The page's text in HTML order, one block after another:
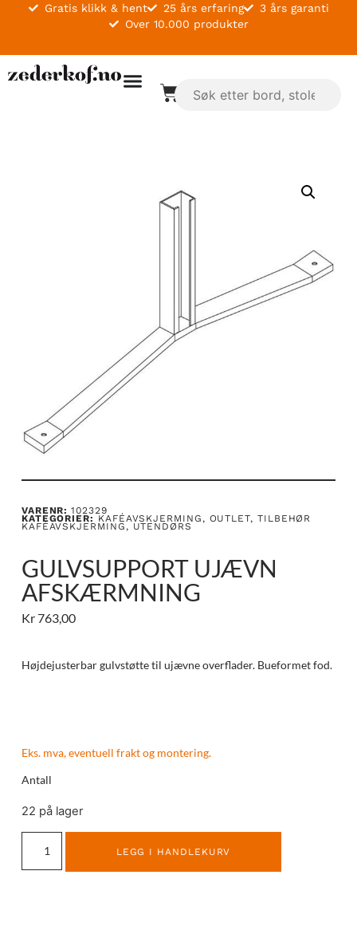
Gratis klikk & hent 25 års erfaring
3 års garanti
Over 10.000 produkter
VARENR:102329
KATEGORIER: KAFÉAVSKJERMING, OUTLET, TILBEHØR
KAFÉAVSKJERMING, UTENDØRS
GULVSUPPORT UJÆVN
AFSKÆRMNING
Kr763,00
Højdejusterbar gulvstøtte til ujævne overflader. Bueformet fod.
Eks. mva, eventuell frakt og montering.
Antall
22 på lager
LEGG I HANDLEKURV